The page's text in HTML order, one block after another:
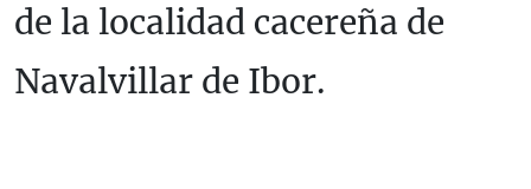
de la localidad cacereña de
Navalvillar de Ibor.